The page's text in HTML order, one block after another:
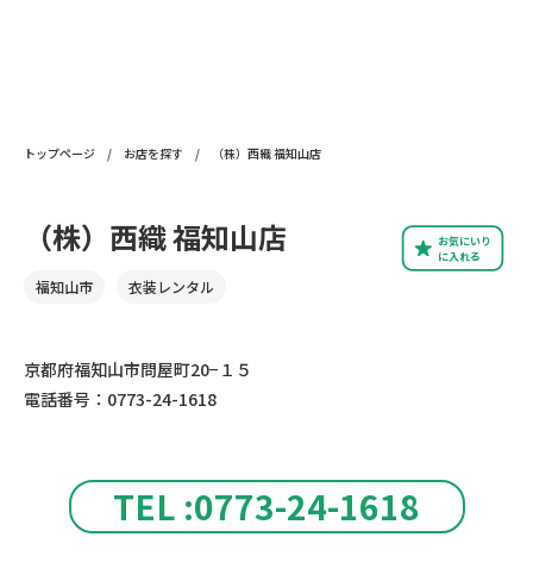
トップページ / お店を探す / （株）西織 福知山店
TEL :0773-24-1618
お気にいり
に入れる
（株）西織 福知山店
福知山市 衣装レンタル
京都府福知山市問屋町20−１５
電話番号：0773-24-1618